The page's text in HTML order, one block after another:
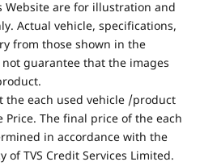
Website are for illustration and
Actual vehicle, specifications,
from those shown in the
guarantee that the images
the each used vehicle /product
The final price of the each
in accordance with the
of TVS Credit Services Limited.